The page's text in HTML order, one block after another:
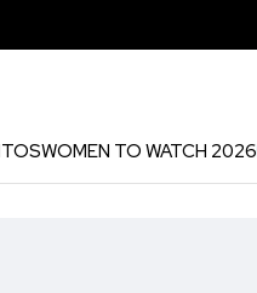
WOMEN TO WATCH 2026